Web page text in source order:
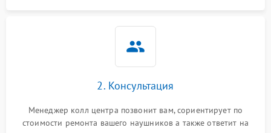
2. Консультация
Менеджер колл центра позвонит вам, сориентирует по
стоимости ремонта вашего наушников а также ответит на